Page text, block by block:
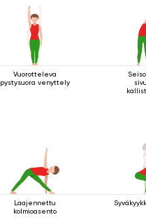
Vuorotteleva
pystysuora venyttely
Laajennettu
kolmioasento